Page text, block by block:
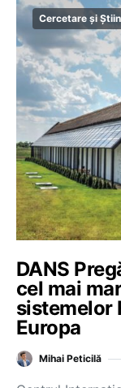
Cercetare și
DANS
cel mai
sistemelor
Europa
Mihai Peticilă